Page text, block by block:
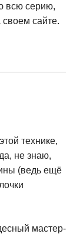
всю серию,
своем сайте.
технике,
не знаю,
(ведь ещё
мастер-